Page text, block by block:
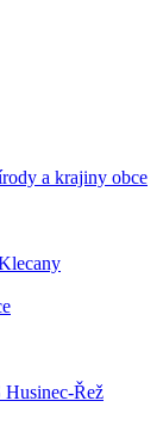
a krajiny obce
Husinec-Řež